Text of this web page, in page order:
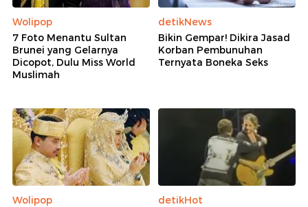
Wolipop
7 Foto Menantu Sultan
Brunei yang Gelarnya
Dicopot, Dulu Miss World
Muslimah
detikNews
Bikin Gempar! Dikira Jasad
Korban Pembunuhan
Ternyata Boneka Seks
Wolipop
detikHot